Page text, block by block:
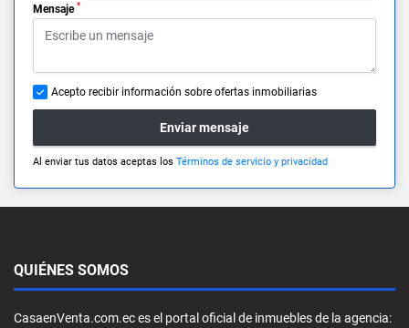
Mensaje *
Acepto recibir información sobre ofertas inmobiliarias
Enviar mensaje
Al enviar tus datos aceptas los Términos de servicio y privacidad
QUIÉNES SOMOS
CasaenVenta.com.ec es el portal oficial de inmuebles de la agencia: